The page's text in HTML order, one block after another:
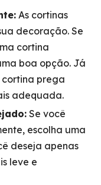
As cortinas
decoração. Se
cortina
boa opção. Já
cortina prega
adequada.
Se você
escolha uma
deseja apenas
leve e